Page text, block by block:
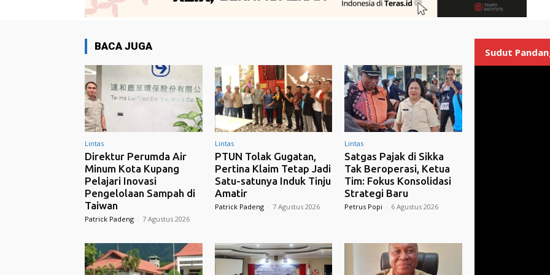
BACA JUGA
Lintas
Direktur Perumda Air
Minum Kota Kupang
Pelajari Inovasi
Pengelolaan Sampah di
Taiwan
Patrick Padeng - 7 Agustus 2026
Lintas
PTUN Tolak Gugatan,
Pertina Klaim Tetap Jadi
Satu-satunya Induk Tinju
Amatir
Patrick Padeng - 7 Agustus 2026
Lintas
Satgas Pajak di Sikka
Tak Beroperasi, Ketua
Tim: Fokus Konsolidasi
Strategi Baru
Petrus Popi - 6 Agustus 2026
Sudut